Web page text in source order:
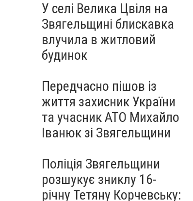
У селі Велика Цвіля на
Звягельщині блискавка
влучила в житловий
будинок
Передчасно пішов із
життя захисник України
та учасник АТО Михайло
Іванюк зі Звягельщини
Поліція Звягельщини
розшукує зниклу 16-
річну Тетяну Корчевську: